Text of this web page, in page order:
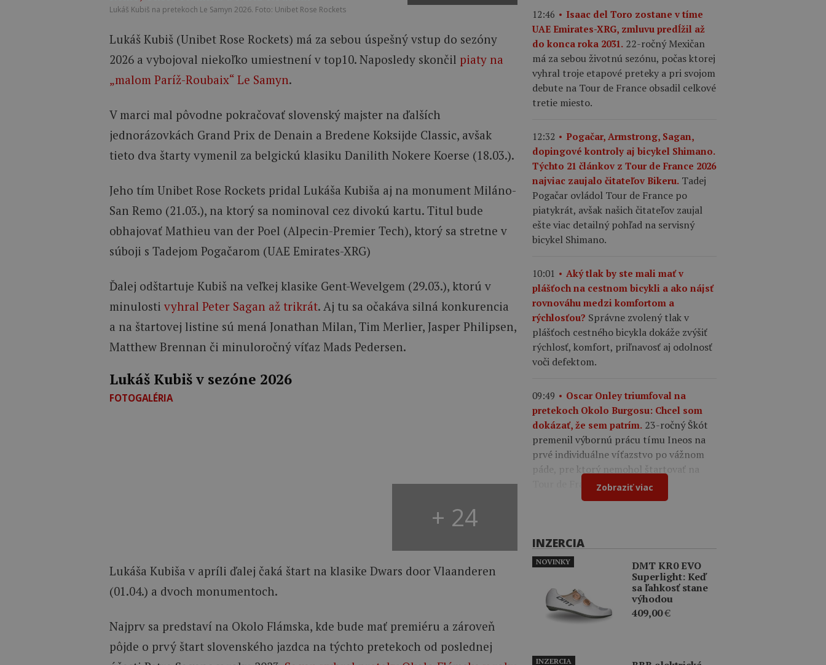
Lukáš Kubiš na pretekoch Le Samyn 2026. Foto: Unibet Rose Rockets
Lukáš Kubiš (Unibet Rose Rockets) má za sebou úspešný vstup do sezóny
2026 a vybojoval niekoľko umiestnení v top10. Naposledy skončil piaty na
„malom Paríž-Roubaix“ Le Samyn.
V marci mal pôvodne pokračovať slovenský majster na ďalších
jednorázovkách Grand Prix de Denain a Bredene Koksijde Classic, avšak
tieto dva štarty vymenil za belgickú klasiku Danilith Nokere Koerse (18.03.).
Jeho tím Unibet Rose Rockets pridal Lukáša Kubiša aj na monument Miláno-
San Remo (21.03.), na ktorý sa nominoval cez divokú kartu. Titul bude
obhajovať Mathieu van der Poel (Alpecin-Premier Tech), ktorý sa stretne v
súboji s Tadejom Pogačarom (UAE Emirates-XRG)
Ďalej odštartuje Kubiš na veľkej klasike Gent-Wevelgem (29.03.), ktorú v
minulosti vyhral Peter Sagan až trikrát. Aj tu sa očakáva silná konkurencia
a na štartovej listine sú mená Jonathan Milan, Tim Merlier, Jasper Philipsen,
Matthew Brennan či minuloročný víťaz Mads Pedersen.
Lukáš Kubiš v sezóne 2026
FOTOGALÉRIA
+ 24
Lukáša Kubiša v apríli ďalej čaká štart na klasike Dwars door Vlaanderen
(01.04.) a dvoch monumentoch.
Najprv sa predstaví na Okolo Flámska, kde bude mať premiéru a zároveň
pôjde o prvý štart slovenského jazdca na týchto pretekoch od poslednej
12:46
Isaac del Toro zostane v tíme
UAE Emirates-XRG, zmluvu predĺžil až
do konca roka 2031. 22-ročný Mexičan
má za sebou životnú sezónu, počas ktorej
vyhral troje etapové preteky a pri svojom
debute na Tour de France obsadil celkové
tretie miesto.
12:32
Pogačar, Armstrong, Sagan,
dopingové kontroly aj bicykel Shimano.
Týchto 21 článkov z Tour de France 2026
najviac zaujalo čitateľov Bikeru. Tadej
Pogačar ovládol Tour de France po
piatykrát, avšak našich čitateľov zaujal
ešte viac detailný pohľad na servisný
bicykel Shimano.
10:01
Aký tlak by ste mali mať v
plášťoch na cestnom bicykli a ako nájsť
rovnováhu medzi komfortom a
rýchlosťou? Správne zvolený tlak v
plášťoch cestného bicykla dokáže zvýšiť
rýchlosť, komfort, priľnavosť aj odolnosť
voči defektom.
09:49
Oscar Onley triumfoval na
pretekoch Okolo Burgosu: Chcel som
dokázať, že sem patrím. 23-ročný Škót
premenil výbornú prácu tímu Ineos na
prvé individuálne víťazstvo po vážnom
páde, pre ktorý nemohol štartovať na
Tour de France.Zobraziť viac
INZERCIA
DMT KR0 EVO
Superlight: Keď
sa ľahkosť stane
výhodou
409,00€
NOVINKY
INZERCIA